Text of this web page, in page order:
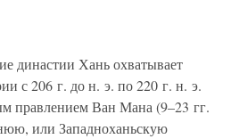
династии Хань охватывает
с 206 г. до н. э. по 220 г. н. э.
правлением Ван Мана (9–23 гг.
или Западноханьскую